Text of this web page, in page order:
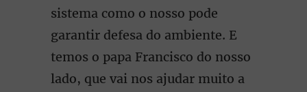
sistema como o nosso pode
garantir defesa do ambiente. E
temos o papa Francisco do nosso
lado, que vai nos ajudar muito a